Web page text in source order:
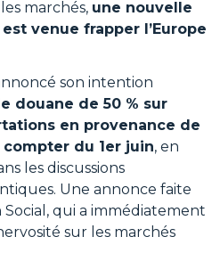
marchés, une nouvelle
venue frapper l’Europe
son intention
douane de 50 % sur
en provenance de
compter du 1er juin, en
les discussions
Une annonce faite
qui a immédiatement
sur les marchés